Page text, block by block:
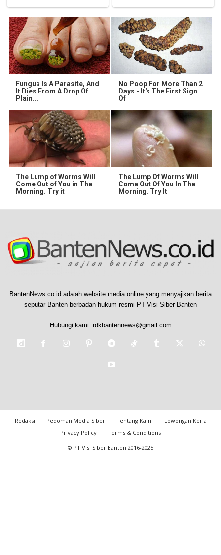
Fungus Is A Parasite, And
It Dies From A Drop Of
Plain...
No Poop For More Than 2
Days - It's The First Sign
Of
The Lump of Worms Will
Come Out of You in The
Morning. Try it
The Lump Of Worms Will
Come Out Of You In The
Morning. Try It
BantenNews.co.id adalah website media online yang menyajikan berita
seputar Banten berbadan hukum resmi PT Visi Siber Banten
Hubungi kami: rdkbantennews@gmail.com
Redaksi Pedoman Media Siber Tentang Kami
Lowongan Kerja
Privacy Policy
Terms & Conditions
© PT Visi Siber Banten 2016-2025